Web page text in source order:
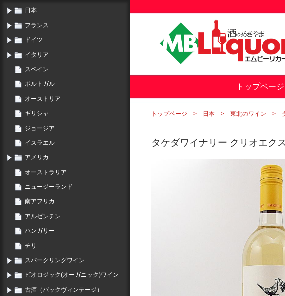
日本
フランス
ドイツ
イタリア
スペイン
ポルトガル
オーストリア
ギリシャ
ジョージア
イスラエル
アメリカ
オーストラリア
ニュージーランド
南アフリカ
アルゼンチン
ハンガリー
チリ
スパークリングワイン
ビオロジック(オーガニック)ワイン
古酒（バックヴィンテージ）
トップページ
トップページ 日本 東北のワイン
タケダワイナリー クリオエク